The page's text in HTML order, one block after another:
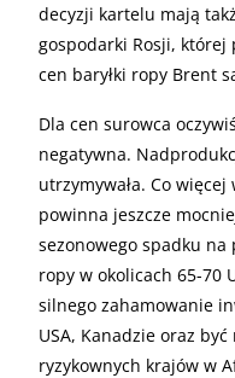
decyzji kartelu mają
gospodarki Rosji, której
cen baryłki ropy Brent
Dla cen surowca
negatywna.
utrzymywała. Co
powinna jeszcze
sezonowego spadku
ropy w okolicach 65-70
silnego zahamowanie
USA, Kanadzie oraz
ryzykownych krajów w